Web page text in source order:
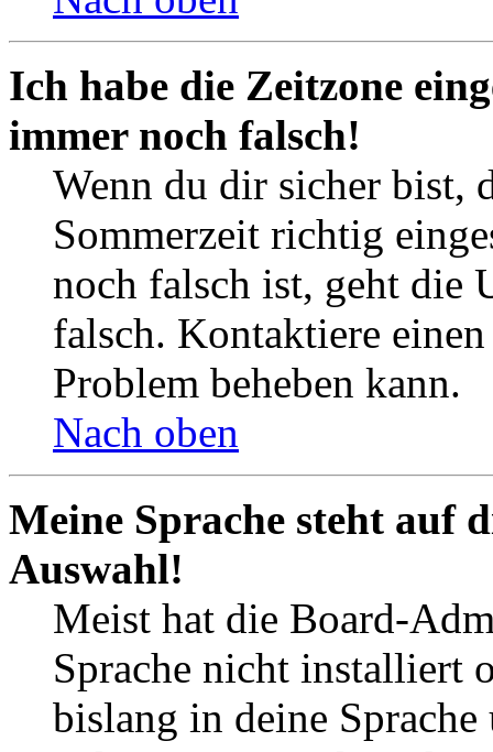
Ich habe die Zeitzone
immer noch falsch!
Wenn du dir sicher bist,
Sommerzeit richtig
noch falsch ist, geht die
falsch. Kontaktiere
Problem beheben kann.
Nach oben
Meine Sprache steht auf
Auswahl!
Meist hat die Board-
Sprache nicht installiert
bislang in deine